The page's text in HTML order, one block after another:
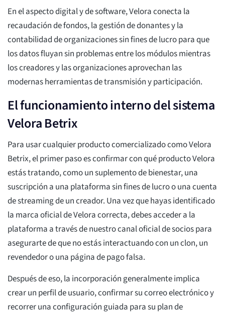
En el aspecto digital y de software, Velora conecta la
recaudación de fondos, la gestión de donantes y la
contabilidad de organizaciones sin fines de lucro para que
los datos fluyan sin problemas entre los módulos mientras
los creadores y las organizaciones aprovechan las
modernas herramientas de transmisión y participación.
El funcionamiento interno del sistema
Velora Betrix
Para usar cualquier producto comercializado como Velora
Betrix, el primer paso es confirmar con qué producto Velora
estás tratando, como un suplemento de bienestar, una
suscripción a una plataforma sin fines de lucro o una cuenta
de streaming de un creador. Una vez que hayas identificado
la marca oficial de Velora correcta, debes acceder a la
plataforma a través de nuestro canal oficial de socios para
asegurarte de que no estás interactuando con un clon, un
revendedor o una página de pago falsa.
Después de eso, la incorporación generalmente implica
crear un perfil de usuario, confirmar su correo electrónico y
recorrer una configuración guiada para su plan de